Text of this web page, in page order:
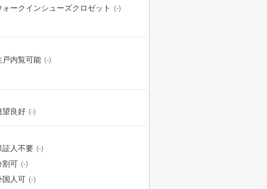
ォークインシューズクロゼット (-)
戸内覧可能 (-)
望良好 (-)
証人不要 (-)
割可 (-)
国人可 (-)